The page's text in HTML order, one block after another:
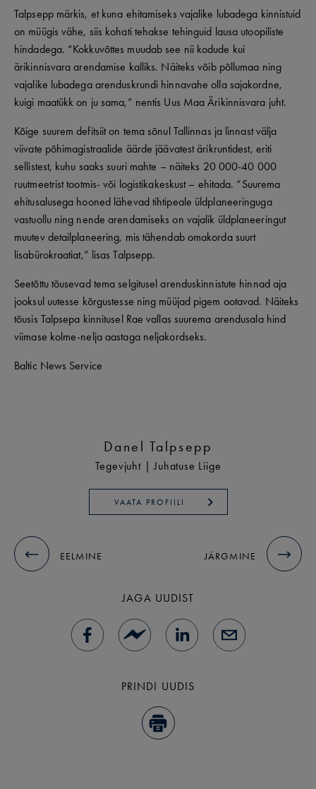
Talpsepp märkis, et kuna ehitamiseks vajalike lubadega kinnistuid
on müügis vähe, siis kohati tehakse tehinguid lausa utoopiliste
hindadega. “Kokkuvõttes muudab see nii kodude kui
ärikinnisvara arendamise kalliks. Näiteks võib põllumaa ning
vajalike lubadega arenduskrundi hinnavahe olla sajakordne,
kuigi maatükk on ju sama,” nentis Uus Maa Ärikinnisvara juht.
Kõige suurem defitsiit on tema sõnul Tallinnas ja linnast välja
viivate põhimagistraalide äärde jäävatest ärikruntidest, eriti
sellistest, kuhu saaks suuri mahte – näiteks 20 000-40 000
ruutmeetrist tootmis- või logistikakeskust – ehitada. “Suurema
ehitusalusega hooned lähevad tihtipeale üldplaneeringuga
vastuollu ning nende arendamiseks on vajalik üldplaneeringut
muutev detailplaneering, mis tähendab omakorda suurt
lisabürokraatiat,” lisas Talpsepp.
Seetõttu tõusevad tema selgitusel arenduskinnistute hinnad aja
jooksul uutesse kõrgustesse ning müüjad pigem ootavad. Näiteks
tõusis Talpsepa kinnitusel Rae vallas suurema arendusala hind
viimase kolme-nelja aastaga neljakordseks.
Baltic News Service
Danel Talpsepp
Tegevjuht | Juhatuse Liige
VAATA PROFIILI
EELMINE
JAGA UUDIST
PRINDI UUDIS
JÄRGMINE